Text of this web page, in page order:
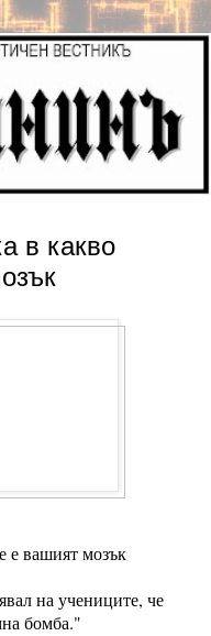
в какво
е вашият мозък
на учениците, че
бомба."